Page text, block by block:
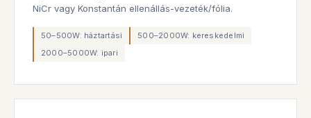
NiCr vagy Konstantán ellenállás-vezeték/fólia.
50–500W: háztartási
500–2000W: kereskedelmi
2000–5000W: ipari